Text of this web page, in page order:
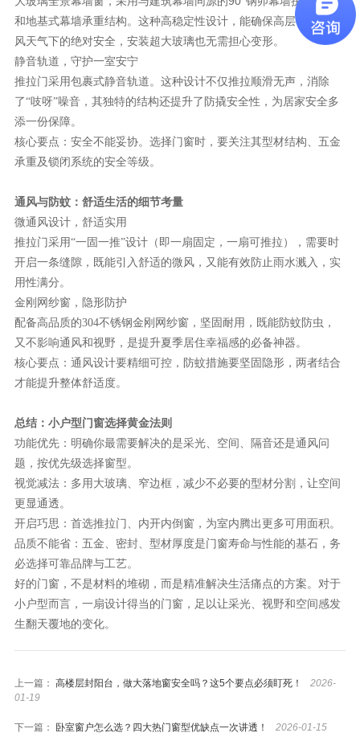
和地基式幕墙承重结构。这种高稳定性设计，能确保高层住宅在大
风天气下的绝对安全，安装超大玻璃也无需担心变形。
静音轨道，守护一室安宁
推拉门采用包裹式静音轨道。这种设计不仅推拉顺滑无声，消除
了“吱呀”噪音，其独特的结构还提升了防撬安全性，为居家安全多
添一份保障。
核心要点：安全不能妥协。选择门窗时，要关注其型材结构、五金
承重及锁闭系统的安全等级。
通风与防蚊：舒适生活的细节考量
微通风设计，舒适实用
推拉门采用“一固一推”设计（即一扇固定，一扇可推拉），需要时
开启一条缝隙，既能引入舒适的微风，又能有效防止雨水溅入，实
用性满分。
金刚网纱窗，隐形防护
配备高品质的304不锈钢金刚网纱窗，坚固耐用，既能防蚊防虫，
又不影响通风和视野，是提升夏季居住幸福感的必备神器。
核心要点：通风设计要精细可控，防蚊措施要坚固隐形，两者结合
才能提升整体舒适度。
总结：小户型门窗选择黄金法则
功能优先：明确你最需要解决的是采光、空间、隔音还是通风问
题，按优先级选择窗型。
视觉减法：多用大玻璃、窄边框，减少不必要的型材分割，让空间
更显通透。
开启巧思：首选推拉门、内开内倒窗，为室内腾出更多可用面积。
品质不能省：五金、密封、型材厚度是门窗寿命与性能的基石，务
必选择可靠品牌与工艺。
好的门窗，不是材料的堆砌，而是精准解决生活痛点的方案。对于
小户型而言，一扇设计得当的门窗，足以让采光、视野和空间感发
生翻天覆地的变化。
上一篇： 高楼层封阳台，做大落地窗安全吗？这5个要点必须盯死！
2026-
01-19
下一篇： 卧室窗户怎么选？四大热门窗型优缺点一次讲透！ 2026-01-15